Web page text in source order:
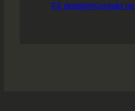
Få detaljerKontakt os